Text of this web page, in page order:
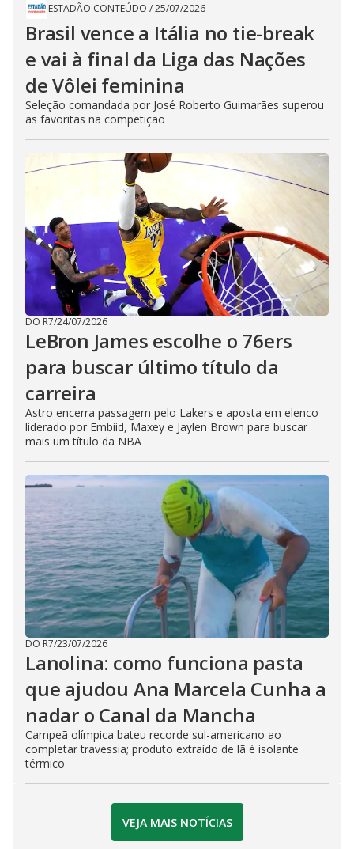
ESTADÃO CONTEÚDO /25/07/2026
Brasil vence a Itália no tie-break
e vai à final da Liga das Nações
de Vôlei feminina
Seleção comandada por José Roberto Guimarães superou
as favoritas na competição
DO R7/24/07/2026
LeBron James escolhe o 76ers
para buscar último título da
carreira
Astro encerra passagem pelo Lakers e aposta em elenco
liderado por Embiid, Maxey e Jaylen Brown para buscar
mais um título da NBA
DO R7/23/07/2026
Lanolina: como funciona pasta
que ajudou Ana Marcela Cunha a
nadar o Canal da Mancha
Campeã olímpica bateu recorde sul-americano ao
completar travessia; produto extraído de lã é isolante
térmico
VEJA MAIS NOTÍCIAS